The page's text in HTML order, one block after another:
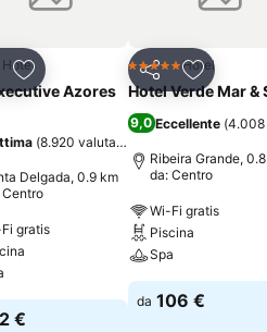
degli ospiti ci sono il parcheggio
camera con i genitori, fino a 2 anni
carte di credito come forma
Aggiungi ai preferiti
Hotel
Azores
(8.920 valutazioni
Delgada, 0.9 km
Centro
gratis
€
Condividi
5 Stelle Hotel
Hotel Verde Mar &
9,0Eccellente (4.008
Ribeira Grande,
da: Centro
Wi-Fi gratis
Piscina
Spa
da 106 €